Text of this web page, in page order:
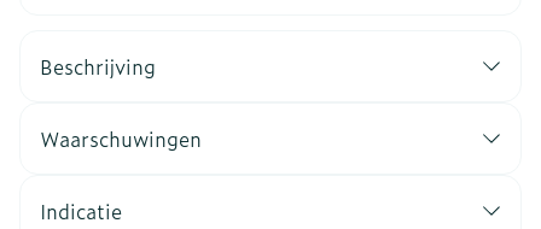
Beschrijving
Waarschuwingen
Indicatie